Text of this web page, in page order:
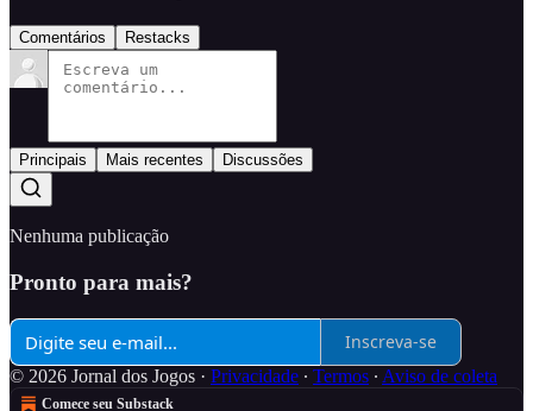
Comentários Restacks
Principais Mais recentes Discussões
Nenhuma publicação
Pronto para mais?
Inscreva-se
© 2026 Jornal dos Jogos · Privacidade ∙ Termos ∙ Aviso de coleta
Comece seu Substack